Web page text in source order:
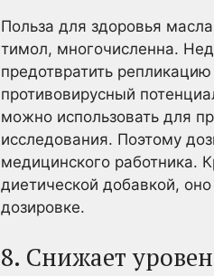
Польза для здоровья
тимол, многочисленна.
предотвратить
противовирусный
можно использовать для
исследования. Поэтому
медицинского работника.
диетической добавкой,
дозировке.
8. Снижает